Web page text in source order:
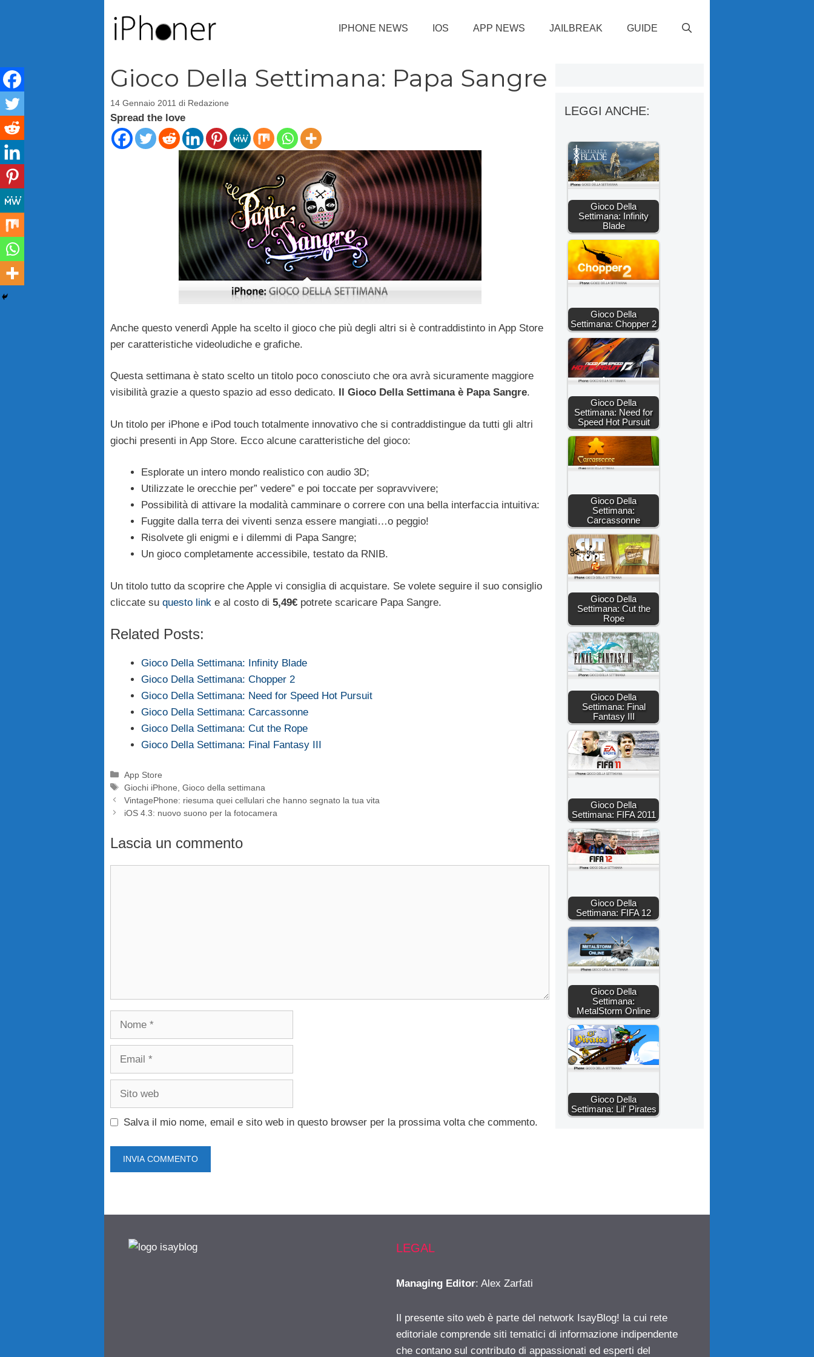
IPHONE NEWS IOS APP NEWS JAILBREAK GUIDE
Gioco Della Settimana: Papa Sangre
14 Gennaio 2011 di Redazione
Spread the love
Anche questo venerdì Apple ha scelto il gioco che più degli altri si è contraddistinto in App Store
per caratteristiche videoludiche e grafiche.
Questa settimana è stato scelto un titolo poco conosciuto che ora avrà sicuramente maggiore
visibilità grazie a questo spazio ad esso dedicato. Il Gioco Della Settimana è Papa Sangre.
Un titolo per iPhone e iPod touch totalmente innovativo che si contraddistingue da tutti gli altri
giochi presenti in App Store. Ecco alcune caratteristiche del gioco:
Esplorate un intero mondo realistico con audio 3D;
Utilizzate le orecchie per” vedere” e poi toccate per sopravvivere;
Possibilità di attivare la modalità camminare o correre con una bella interfaccia intuitiva:
Fuggite dalla terra dei viventi senza essere mangiati…o peggio!
Risolvete gli enigmi e i dilemmi di Papa Sangre;
Un gioco completamente accessibile, testato da RNIB.
Un titolo tutto da scoprire che Apple vi consiglia di acquistare. Se volete seguire il suo consiglio
cliccate su questo link e al costo di 5,49€ potrete scaricare Papa Sangre.
Related Posts:
Gioco Della Settimana: Infinity Blade
Gioco Della Settimana: Chopper 2
Gioco Della Settimana: Need for Speed Hot Pursuit
Gioco Della Settimana: Carcassonne
Gioco Della Settimana: Cut the Rope
Gioco Della Settimana: Final Fantasy III
Categorie
App Store
Tag
Giochi iPhone ,Gioco della settimana
VintagePhone: riesuma quei cellulari che hanno segnato la tua vita
iOS 4.3: nuovo suono per la fotocamera
Lascia un commento
Nome
Email
Sito
Salva il mio nome, email e sito web in questo browser per la prossima volta che commento.
LEGGI ANCHE:
Gioco Della
Settimana: Infinity
Blade
Gioco Della
Settimana: Chopper 2
Gioco Della
Settimana: Need for
Speed Hot Pursuit
Gioco Della
Settimana:
Carcassonne
Gioco Della
Settimana: Cut the
Rope
Gioco Della
Settimana: Final
Fantasy III
Gioco Della
Settimana: FIFA 2011
Gioco Della
Settimana: FIFA 12
Gioco Della
Settimana:
MetalStorm Online
Gioco Della
Settimana: Lil' Pirates
LEGAL
Managing Editor: Alex Zarfati
Il presente sito web è parte del network IsayBlog! la cui rete
editoriale comprende siti tematici di informazione indipendente
che contano sul contributo di appassionati ed esperti del